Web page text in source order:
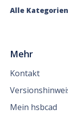
Alle Kategorien
Mehr
Kontakt
Mein hsbcad